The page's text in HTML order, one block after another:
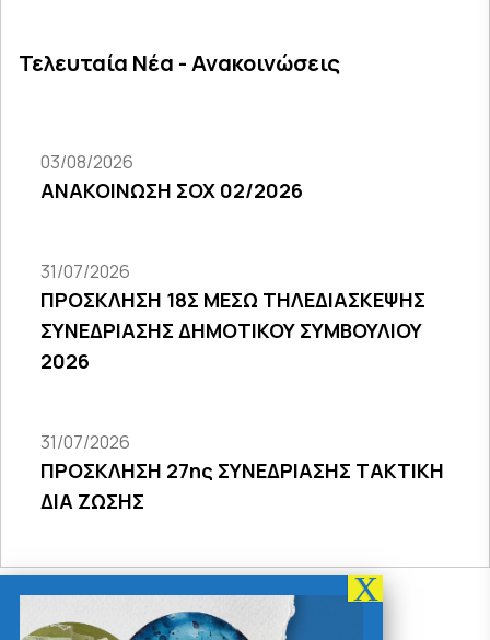
Τελευταία Νέα - Ανακοινώσεις
03/08/2026
ΑΝΑΚΟΙΝΩΣΗ ΣΟΧ 02/2026
31/07/2026
ΠΡΟΣΚΛΗΣΗ 18Σ ΜΕΣΩ ΤΗΛΕΔΙΑΣΚΕΨΗΣ
ΣΥΝΕΔΡΙΑΣΗΣ ΔΗΜΟΤΙΚΟΥ ΣΥΜΒΟΥΛΙΟΥ
2026
31/07/2026
ΠΡΟΣΚΛΗΣΗ 27ης ΣΥΝΕΔΡΙΑΣΗΣ ΤΑΚΤΙΚΗ
ΔΙΑ ΖΩΣΗΣ